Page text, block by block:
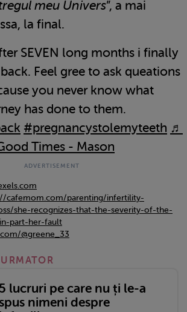
meu Univers”, a mai
la final.
SEVEN long months i finally
Feel gree to ask queations
you never know what
has done to them.
#pregnancystolemyteeth ♬
Times - Mason
cafemom.com/parenting/infertility-
she-recognizes-that-the-severity-of-the-
part-her-fault
@greene_33
5 lucruri pe care nu ți le-a
nimeni despre